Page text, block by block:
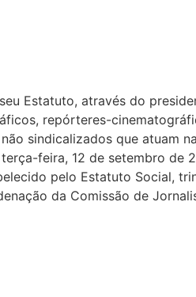
Estatuto, através do
repórteres-
sindicalizados que atuam
feira, 12 de setembro
pelo Estatuto Social,
da Comissão de